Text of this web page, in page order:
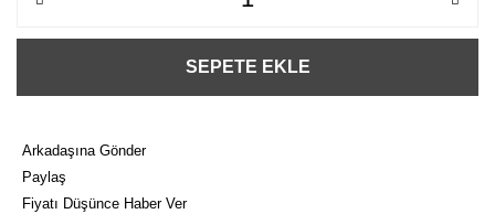
SEPETE EKLE
Arkadaşına Gönder
Paylaş
Fiyatı Düşünce Haber Ver